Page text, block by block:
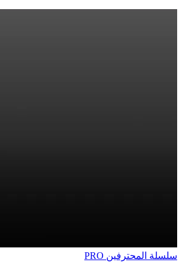
سلسلة المحترفين PRO